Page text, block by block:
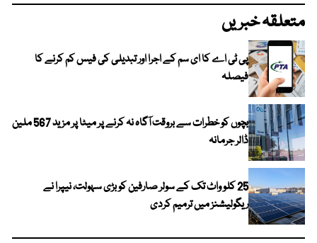
متعلقہ خبریں
پی ٹی اے کا ای سم کے اجرا اور تبدیلی کی فیس کم کرنے کا
فیصلہ
بچوں کو خطرات سے بروقت آگاہ نہ کرنے پر میٹا پر مزید 567 ملین
ڈالر جرمانہ
25 کلو واٹ تک کے سولر صارفین کو بڑی سہولت، نیپرا نے
ریگولیشنز میں ترمیم کردی